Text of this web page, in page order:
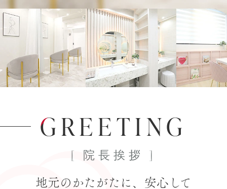
GREETING
[ 院長挨拶 ]
地元のかたがたに、安心して